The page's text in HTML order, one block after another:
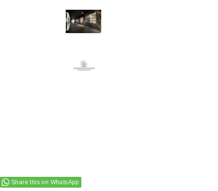
Share this on WhatsApp